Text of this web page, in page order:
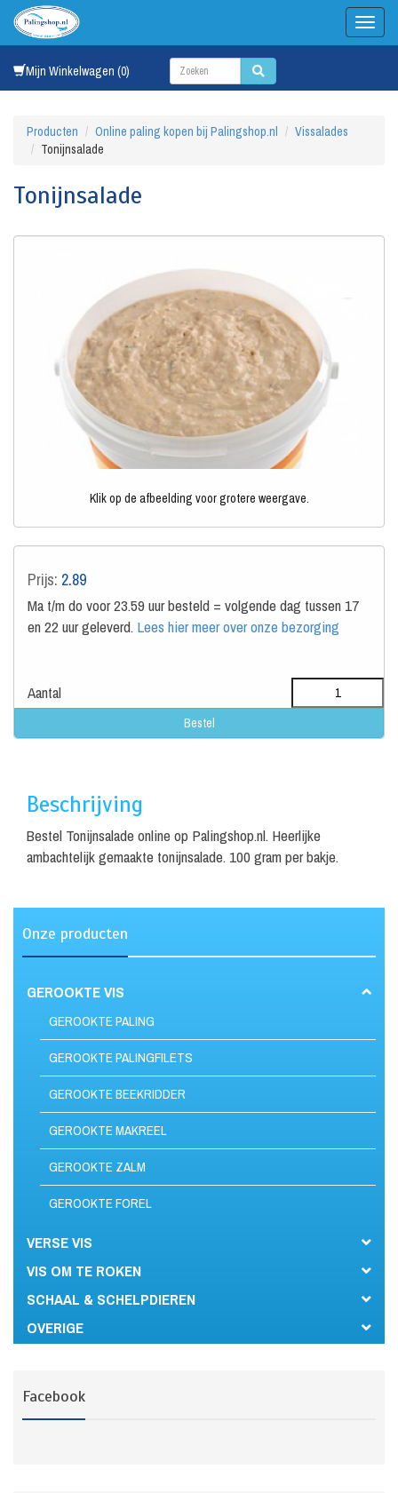
Mijn Winkelwagen (0)
Producten Online paling kopen bij Palingshop.nl
Vissalades
Tonijnsalade
Tonijnsalade
Klik op de afbeelding voor grotere weergave.
Prijs: 2.89
Ma t/m do voor 23.59 uur besteld = volgende dag tussen 17
en 22 uur geleverd. Lees hier meer over onze bezorging
Aantal
Beschrijving
Bestel Tonijnsalade online op Palingshop.nl. Heerlijke
ambachtelijk gemaakte tonijnsalade. 100 gram per bakje.
Onze producten
GEROOKTE VIS
GEROOKTE PALING
GEROOKTE PALINGFILETS
GEROOKTE BEEKRIDDER
GEROOKTE MAKREEL
GEROOKTE ZALM
GEROOKTE FOREL
VERSE VIS
VIS OM TE ROKEN
SCHAAL & SCHELPDIEREN
OVERIGE
Facebook